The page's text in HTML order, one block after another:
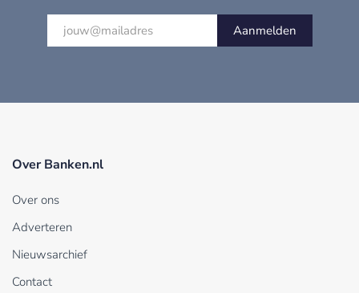
Aanmelden
Over Banken.nl
Over ons
Adverteren
Nieuwsarchief
Contact